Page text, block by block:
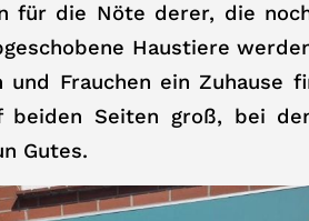
für die Nöte derer, die
Haustiere
Frauchen ein Zuhause
beiden Seiten groß, bei
Gutes.